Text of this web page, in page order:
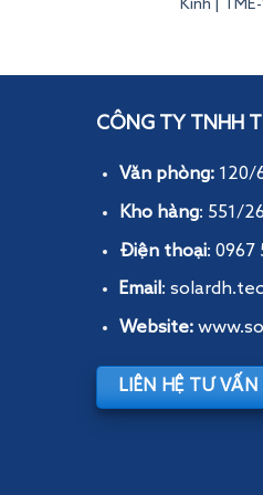
Kính |
CÔNG TY TNHH
Văn phòng: 120/
Kho hàng: 551/
Điện thoại: 0967
Email :
Website:
LIÊN HỆ TƯ VẤN